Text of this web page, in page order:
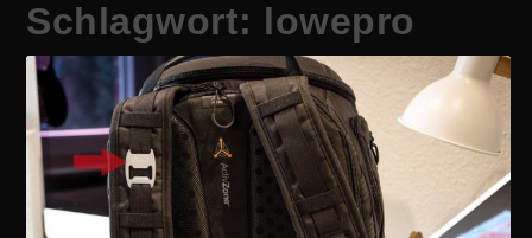
Schlagwort: lowepro